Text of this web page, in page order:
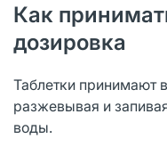
Как
дозировка
Таблетки принимают
разжевывая и
воды.